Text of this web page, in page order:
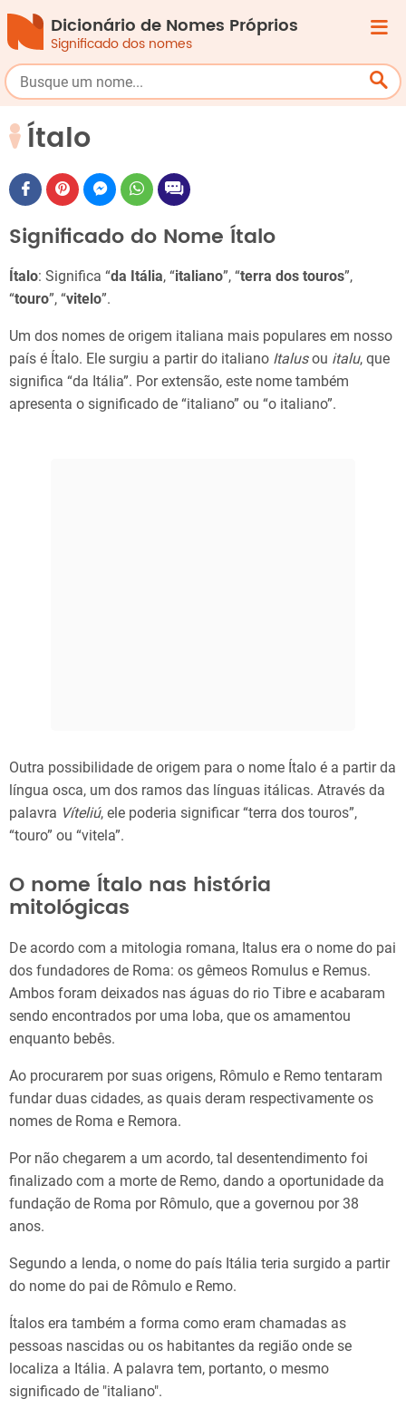
Dicionário de Nomes Próprios
Significado dos nomes
Ítalo
Significado do Nome Ítalo
Ítalo: Significa “da Itália, “italiano”, “terra dos touros”,
“touro”, “vitelo”.
Um dos nomes de origem italiana mais populares em nosso
país é Ítalo. Ele surgiu a partir do italiano Italusou italu, que
significa “da Itália”. Por extensão, este nome também
apresenta o significado de “italiano” ou “o italiano”.
Outra possibilidade de origem para o nome Ítalo é a partir da
língua osca, um dos ramos das línguas itálicas. Através da
palavra Víteliú, ele poderia significar “terra dos touros”,
“touro” ou “vitela”.
O nome Ítalo nas história
mitológicas
De acordo com a mitologia romana, Italus era o nome do pai
dos fundadores de Roma: os gêmeos Romulus e Remus.
Ambos foram deixados nas águas do rio Tibre e acabaram
sendo encontrados por uma loba, que os amamentou
enquanto bebês.
Ao procurarem por suas origens, Rômulo e Remo tentaram
fundar duas cidades, as quais deram respectivamente os
nomes de Roma e Remora.
Por não chegarem a um acordo, tal desentendimento foi
finalizado com a morte de Remo, dando a oportunidade da
fundação de Roma por Rômulo, que a governou por 38
anos.
Segundo a lenda, o nome do país Itália teria surgido a partir
do nome do pai de Rômulo e Remo.
Ítalos era também a forma como eram chamadas as
pessoas nascidas ou os habitantes da região onde se
localiza a Itália. A palavra tem, portanto, o mesmo
significado de "italiano".